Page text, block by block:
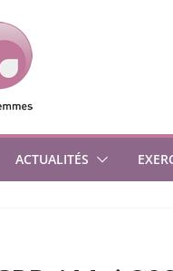
ACTUALITÉS